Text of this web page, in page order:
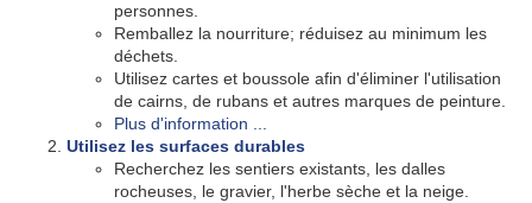
personnes.
Remballez la nourriture; réduisez au minimum les
déchets.
Utilisez cartes et boussole afin d'éliminer l'utilisation
de cairns, de rubans et autres marques de peinture.
Plus d'information ...
Utilisez les surfaces durables
Recherchez les sentiers existants, les dalles
rocheuses, le gravier, l'herbe sèche et la neige.